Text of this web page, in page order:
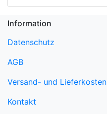
Information
Datenschutz
AGB
Versand- und Lieferkosten
Kontakt